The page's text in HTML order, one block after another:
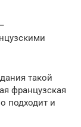
такой
французская
подходит и